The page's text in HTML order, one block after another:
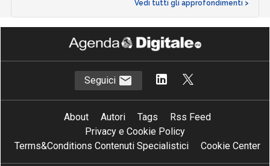
Vedi tutti gli approfondimenti >
Seguici
About Autori Tags
Rss Feed
Privacy e Cookie Policy
Terms&Conditions Contenuti Specialistici
Cookie Center